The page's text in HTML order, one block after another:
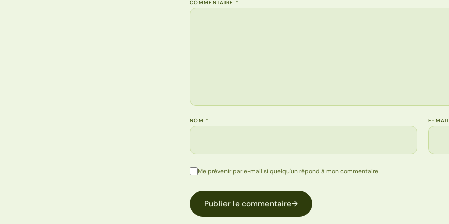
COMMENTAIRE *
NOM* E-
Me prévenir par e-mail si quelqu'un répond à mon commentaire
Publier le commentaire→